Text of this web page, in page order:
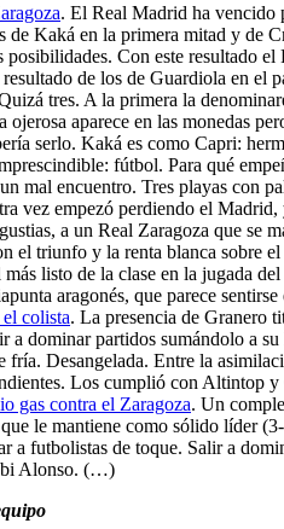
. El Real Madrid ha vencido
de Kaká en la primera mitad y
posibilidades. Con este resultado
de los de Guardiola en
tres. A la primera la
ojerosa aparece en las monedas
serlo. Kaká es como Capri:
fútbol. Para qué
mal encuentro. Tres playas con
vez empezó perdiendo el
a un Real Zaragoza que
el triunfo y la renta blanca sobre
listo de la clase en la jugada
aragonés, que parece
colista. La presencia de Granero
a dominar partidos sumándolo a
Desangelada. Entre la
Los cumplió con Altintop
gas contra el Zaragoza. Un
le mantiene como sólido líder
a futbolistas de toque. Salir a
Alonso. (…)